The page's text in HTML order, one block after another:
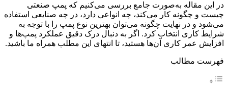
در این مقاله به‌صورت جامع بررسی می‌کنیم که پمپ صنعتی
چیست و چگونه کار می‌کند، چه انواعی دارد، در چه صنایعی استفاده
می‌شود و در نهایت چگونه می‌توان بهترین نوع پمپ را با توجه به
شرایط کاری انتخاب کرد. اگر به دنبال درک دقیق عملکرد پمپ‌ها و
افزایش عمر کاری آن‌ها هستید، تا انتهای این مطلب همراه ما باشید.
فهرست مطالب